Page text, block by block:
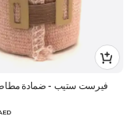
فيرست ستيب - ضمادة مطاطية